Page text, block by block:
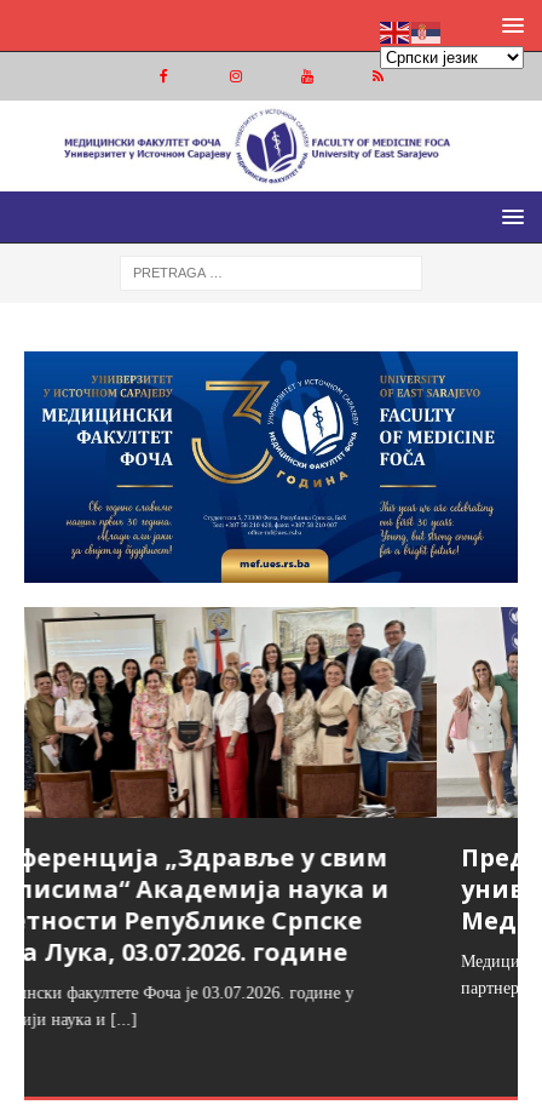
МЕДИЦИНСКИ ФАКУЛТЕТ ФОЧА
МЕДИЦИНСКИ ФАКУЛТЕТ УНИВЕРЗИТЕТА У ИСТОЧНОМ
Представници партнерских
универзитета посјетили
Медицински факултет Фоча
Медицински факултет Фоча угостио је представнике
партнерских високошколских установа –[...]